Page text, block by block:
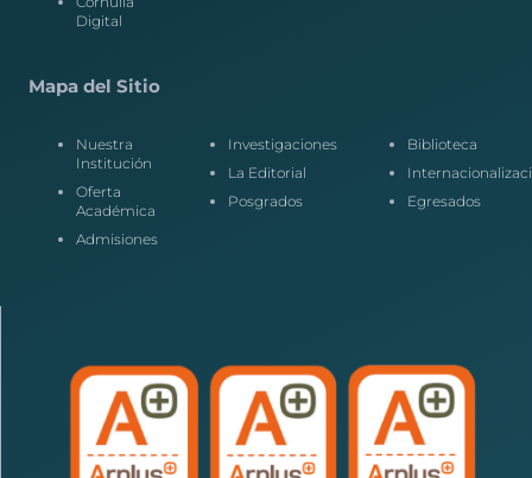
Digital
Mapa del Sitio
Nuestra
Institución
Oferta
Académica
Admisiones
Investigaciones
La Editorial
Posgrados
Biblioteca
Egresados